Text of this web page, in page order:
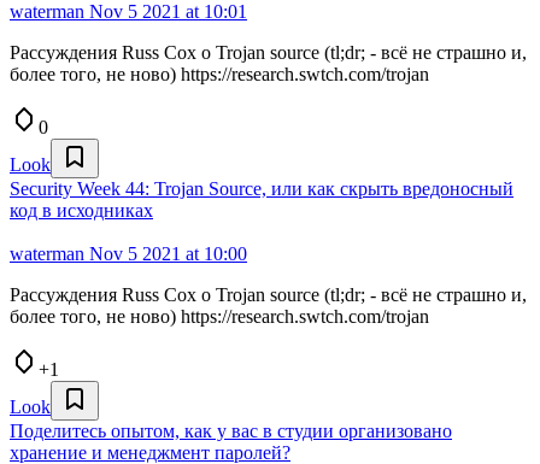
waterman Nov 5 2021 at 10:01
Рассуждения Russ Cox о Trojan source (tl;dr; - всё не страшно и,
более того, не ново) https://research.swtch.com/trojan
0
Look
Security Week 44: Trojan Source, или как скрыть вредоносный
код в исходниках
waterman Nov 5 2021 at 10:00
Рассуждения Russ Cox о Trojan source (tl;dr; - всё не страшно и,
более того, не ново) https://research.swtch.com/trojan
+1
Look
Поделитесь опытом, как у вас в студии организовано
хранение и менеджмент паролей?